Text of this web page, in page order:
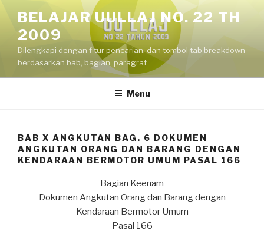
content
BELAJAR UULLAJ NO. 22 TH
2009
Dilengkapi dengan fitur pencarian, dan tombol tab breakdown
berdasarkan bab, bagian, paragraf
Menu
BAB X ANGKUTAN BAG. 6 DOKUMEN
ANGKUTAN ORANG DAN BARANG DENGAN
KENDARAAN BERMOTOR UMUM PASAL 166
Bagian Keenam
Dokumen Angkutan Orang dan Barang dengan
Kendaraan Bermotor Umum
Pasal 166